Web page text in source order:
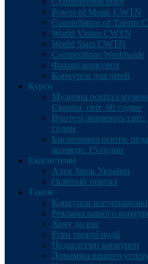
Power of Music CWTN
Constellation of Talents
World Vision CWTN
World Stars CWTN
Competitions Worldwide
Фахові конкурси
Конкурси для дітей
Курси
Музична освіта і
Європа, світ. 60 годин
Вчителі змінюють світ:
годин
Інклюзивна освіта:
аспекти. 15 годин
Екосистеми
Алея Зірок України
Освітній портал
Також
Конкурси
Реклама вашого
Хочу до вас
Різні творчі події
Педагогічні конкурси
Динаміка вашого